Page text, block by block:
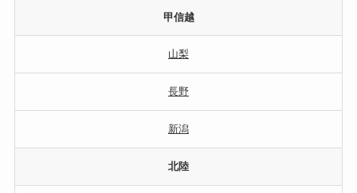
甲信越
山梨
長野
新潟
北陸